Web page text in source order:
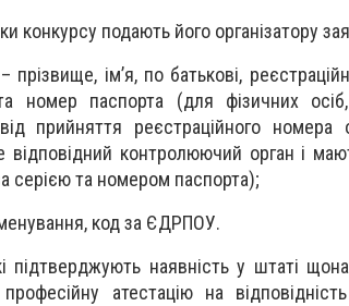
конкурсу подають його організатору
прізвище, ім’я, по батькові,
номер паспорта (для фізичних осіб,
прийняття реєстраційного номера
відповідний контролюючий орган і
серією та номером паспорта);
код за ЄДРПОУ.
підтверджують наявність у штаті
атестацію на